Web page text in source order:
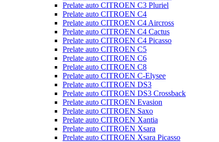
Prelate auto CITROEN C3 Pluriel
Prelate auto CITROEN C4
Prelate auto CITROEN C4 Aircross
Prelate auto CITROEN C4 Cactus
Prelate auto CITROEN C4 Picasso
Prelate auto CITROEN C5
Prelate auto CITROEN C6
Prelate auto CITROEN C8
Prelate auto CITROEN C-Elysee
Prelate auto CITROEN DS3
Prelate auto CITROEN DS3 Crossback
Prelate auto CITROEN Evasion
Prelate auto CITROEN Saxo
Prelate auto CITROEN Xantia
Prelate auto CITROEN Xsara
Prelate auto CITROEN Xsara Picasso